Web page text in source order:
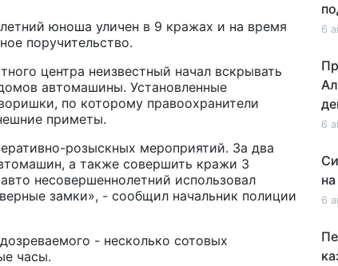
юноша уличен в 9 кражах и на время
поручительство.
центра неизвестный начал вскрывать
автомашины. Установленные
по которому правоохранители
приметы.
розыскных мероприятий. За два
а также совершить кражи 3
несовершеннолетний использовал
замки», - сообщил начальник полиции
- несколько сотовых
часы.
6
6
6